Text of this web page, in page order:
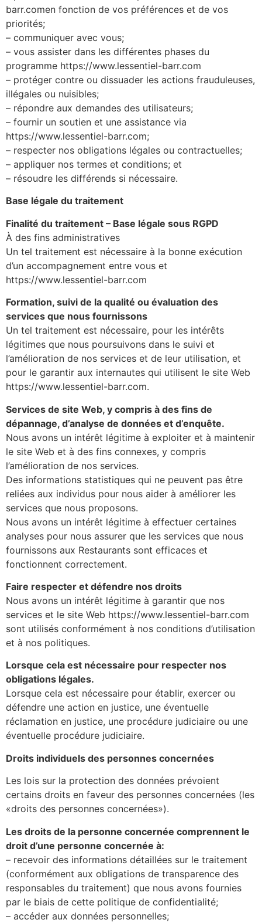
barr.comen fonction de vos préférences et de vos
priorités;
– communiquer avec vous;
– vous assister dans les différentes phases du
programme https://www.lessentiel-barr.com
– protéger contre ou dissuader les actions frauduleuses,
illégales ou nuisibles;
– répondre aux demandes des utilisateurs;
– fournir un soutien et une assistance via
https://www.lessentiel-barr.com;
– respecter nos obligations légales ou contractuelles;
– appliquer nos termes et conditions; et
– résoudre les différends si nécessaire.
Base légale du traitement
Finalité du traitement – Base légale sous RGPD
À des fins administratives
Un tel traitement est nécessaire à la bonne exécution
d’un accompagnement entre vous et
https://www.lessentiel-barr.com
Formation, suivi de la qualité ou évaluation des
services que nous fournissons
Un tel traitement est nécessaire, pour les intérêts
légitimes que nous poursuivons dans le suivi et
l’amélioration de nos services et de leur utilisation, et
pour le garantir aux internautes qui utilisent le site Web
https://www.lessentiel-barr.com.
Services de site Web, y compris à des fins de
dépannage, d’analyse de données et d’enquête.
Nous avons un intérêt légitime à exploiter et à maintenir
le site Web et à des fins connexes, y compris
l’amélioration de nos services.
Des informations statistiques qui ne peuvent pas être
reliées aux individus pour nous aider à améliorer les
services que nous proposons.
Nous avons un intérêt légitime à effectuer certaines
analyses pour nous assurer que les services que nous
fournissons aux Restaurants sont efficaces et
fonctionnent correctement.
Faire respecter et défendre nos droits
Nous avons un intérêt légitime à garantir que nos
services et le site Web https://www.lessentiel-barr.com
sont utilisés conformément à nos conditions d’utilisation
et à nos politiques.
Lorsque cela est nécessaire pour respecter nos
obligations légales.
Lorsque cela est nécessaire pour établir, exercer ou
défendre une action en justice, une éventuelle
réclamation en justice, une procédure judiciaire ou une
éventuelle procédure judiciaire.
Droits individuels des personnes concernées
Les lois sur la protection des données prévoient
certains droits en faveur des personnes concernées (les
«droits des personnes concernées»).
Les droits de la personne concernée comprennent le
droit d’une personne concernée à:
– recevoir des informations détaillées sur le traitement
(conformément aux obligations de transparence des
responsables du traitement) que nous avons fournies
par le biais de cette politique de confidentialité;
– accéder aux données personnelles;